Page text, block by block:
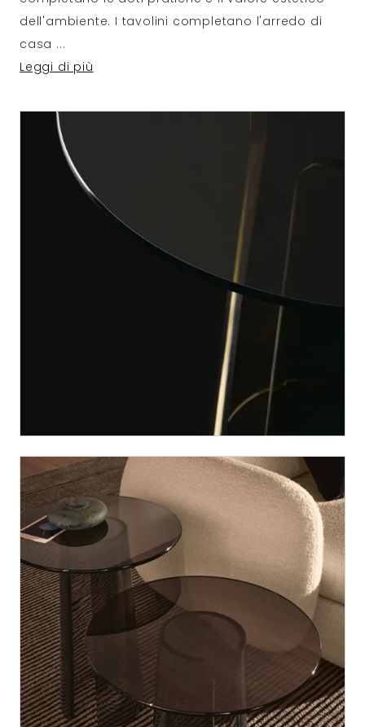
dell'ambiente. I tavolini completano l'arredo di
casa ...
Leggi di più